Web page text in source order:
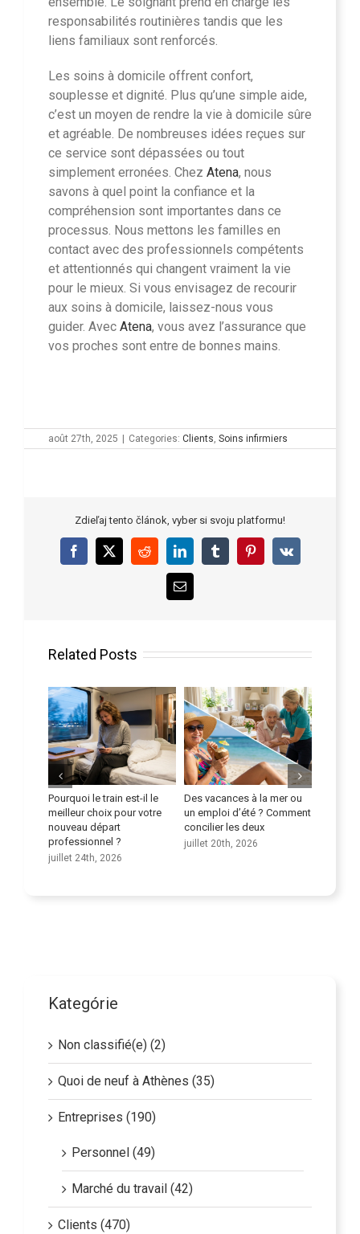
responsabilités routinières tandis que les
liens familiaux sont renforcés.
Les soins à domicile offrent confort,
souplesse et dignité. Plus qu’une simple aide,
c’est un moyen de rendre la vie à domicile sûre
et agréable. De nombreuses idées reçues sur
ce service sont dépassées ou tout
simplement erronées. Chez Atena, nous
savons à quel point la confiance et la
compréhension sont importantes dans ce
processus. Nous mettons les familles en
contact avec des professionnels compétents
et attentionnés qui changent vraiment la vie
pour le mieux. Si vous envisagez de recourir
aux soins à domicile, laissez-nous vous
guider. Avec Atena, vous avez l’assurance que
vos proches sont entre de bonnes mains.
août 27th, 2025 Categories: Clients, Soins infirmiers
Zdieľaj tento článok, vyber si svoju platformu!
Facebook
X RedditLinkedInTumblrPinterest
Vk
Email
Related Posts
Pourquoi le train est-il le
meilleur choix pour votre
nouveau départ
professionnel ?
juillet 24th, 2026
Des vacances à la mer ou
un emploi d’été ? Comment
concilier les deux
juillet 20th, 2026
Kategórie
Non classifié(e) (2)
Quoi de neuf à Athènes (35)
Entreprises (190)
Personnel (49)
Marché du travail (42)
Clients (470)